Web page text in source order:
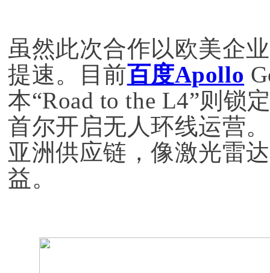
虽然此次合作以欧美企
提速。目前百度Apollo
本“Road to the L4”则锁
首尔开启无人环线运营
亚洲供应链，像激光雷
益。